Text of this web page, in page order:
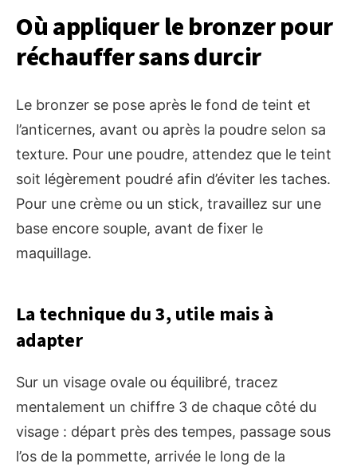
Où appliquer le bronzer pour
réchauffer sans durcir
Le bronzer se pose après le fond de teint et
l’anticernes, avant ou après la poudre selon sa
texture. Pour une poudre, attendez que le teint
soit légèrement poudré afin d’éviter les taches.
Pour une crème ou un stick, travaillez sur une
base encore souple, avant de fixer le
maquillage.
La technique du 3, utile mais à
adapter
Sur un visage ovale ou équilibré, tracez
mentalement un chiffre 3 de chaque côté du
visage : départ près des tempes, passage sous
l’os de la pommette, arrivée le long de la